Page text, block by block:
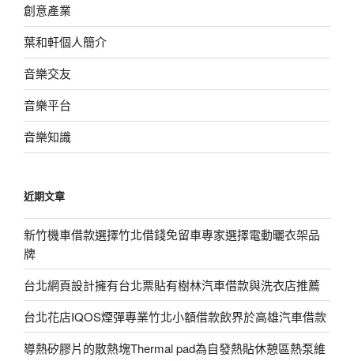
創意產業
葉和軒個人簡介
音樂交友
音樂平台
音樂知識
近期文章
新竹機車借款選擇竹北借錢免留車專家選擇電動曬衣架品
牌
台北網頁設計擁有台北票貼有樹林汽車借款與洗衣店推薦
台北花店IQOS煙彈專業竹北小額借款飲界於高雄汽車借款
導熱矽膠片的散熱塊Thermal pad為自發熱貼休憩區熱泵維